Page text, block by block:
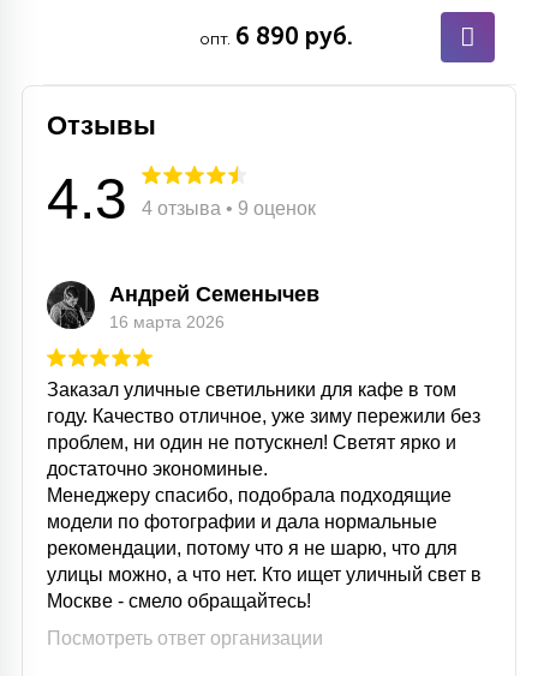
опт. 6 890 руб.
Отзывы
4.3 4 отзыва • 9 оценок
Андрей Семенычев
16 марта 2026
Заказал уличные светильники для кафе в том
году. Качество отличное, уже зиму пережили без
проблем, ни один не потускнел! Светят ярко и
достаточно экономиные.
Менеджеру спасибо, подобрала подходящие
модели по фотографии и дала нормальные
рекомендации, потому что я не шарю, что для
улицы можно, а что нет. Кто ищет уличный свет в
Москве - смело обращайтесь!
Посмотреть ответ организации